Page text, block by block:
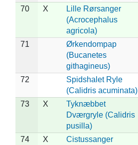
70 X
Lille Rørsanger
(Acrocephalus
agricola)
71
Ørkendompap
(Bucanetes
githagineus)
72
Spidshalet Ryle
(Calidris acuminata)
73 X
Tyknæbbet
Dværgryle (Calidris
pusilla)
74 X
Cistussanger